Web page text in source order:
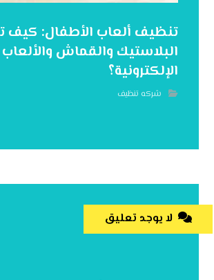
تنظيف ألعاب الأطفال: كيف
البلاستيك والقماش والألعاب
الإلكترونية؟
شركه تنظيف
لا يوجد تعليق